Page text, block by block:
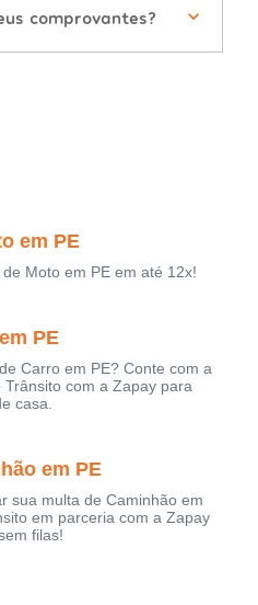
comprovantes?
em PE
Moto em PE em até 12x!
PE
Carro em PE? Conte com a
com a Zapay para
casa.
em PE
sua multa de Caminhão em
em parceria com a Zapay
filas!